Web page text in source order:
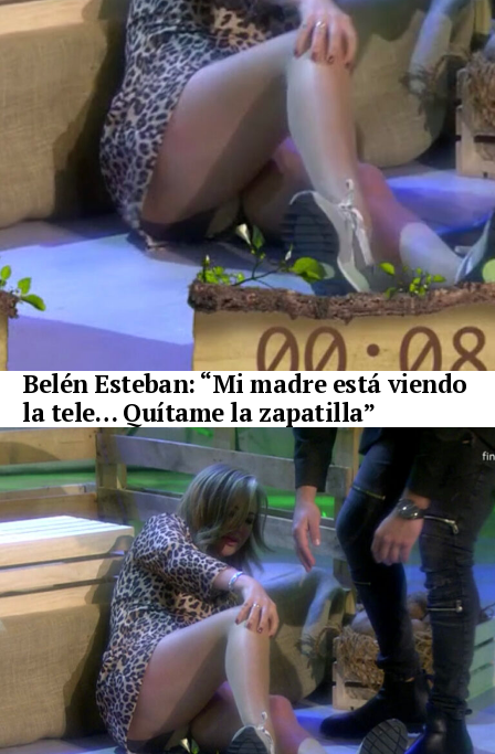
Belén Esteban: “Mi madre está viendo
la tele… Quítame la zapatilla”